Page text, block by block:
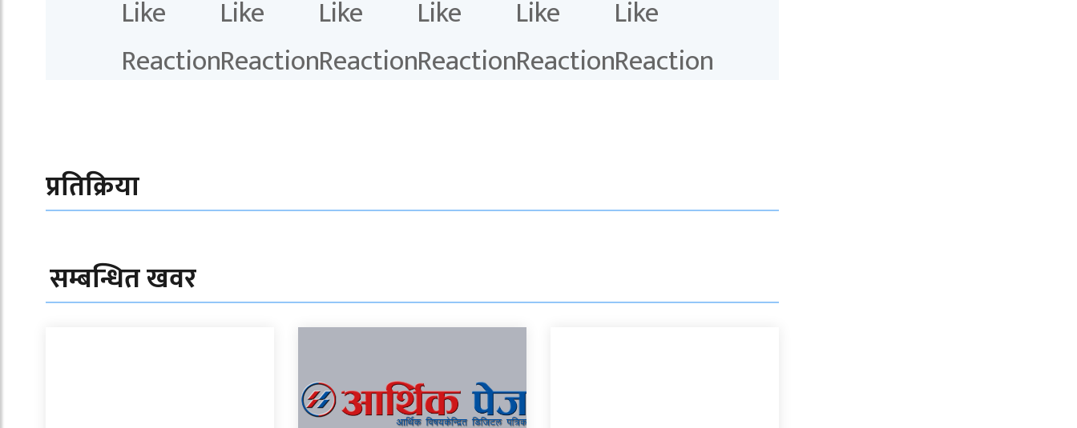
प्रतिक्रिया
सम्बन्धित खवर